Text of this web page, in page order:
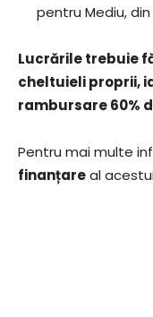
pentru Mediu,
Lucrările trebuie
cheltuieli proprii,
rambursare 60%
Pentru mai multe
finanțareal